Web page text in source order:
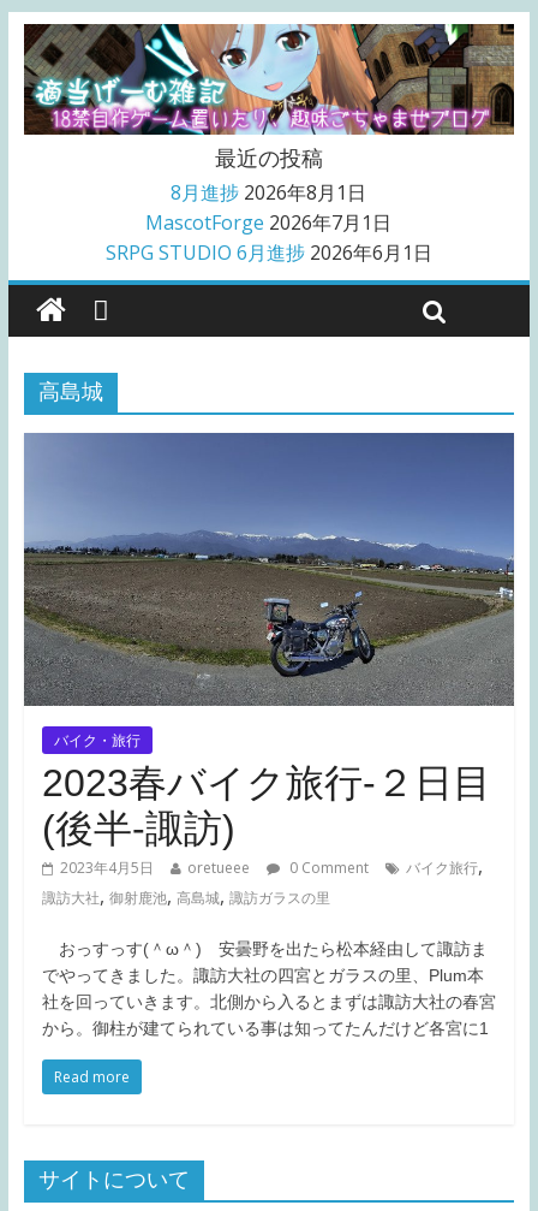
最近の投稿
8月進捗 2026年8月1日
MascotForge 2026年7月1日
SRPG STUDIO 6月進捗 2026年6月1日
高島城
バイク・旅行
2023春バイク旅行-２日目
(後半-諏訪)
2023年4月5日 oretueee 0 Comment バイク旅行,
諏訪大社, 御射鹿池, 高島城, 諏訪ガラスの里
おっすっす(＾ω＾) 安曇野を出たら松本経由して諏訪ま
でやってきました。諏訪大社の四宮とガラスの里、Plum本
社を回っていきます。北側から入るとまずは諏訪大社の春宮
から。御柱が建てられている事は知ってたんだけど各宮に1
Read more
サイトについて